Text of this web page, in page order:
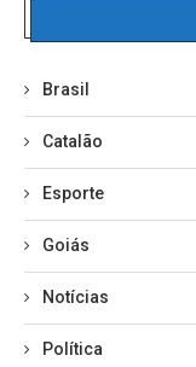
Brasil
Catalão
Esporte
Goiás
Notícias
Política